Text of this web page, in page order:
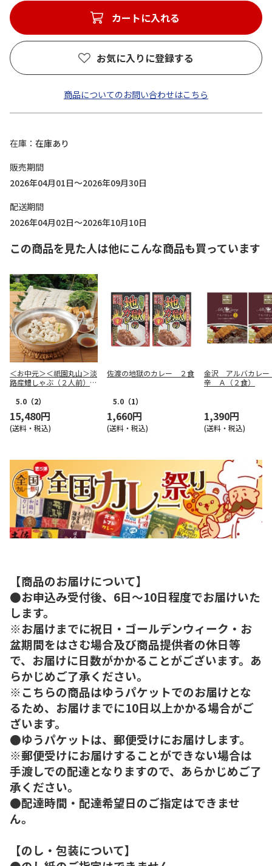
カートに入れる
お気に入りに登録する
商品についてのお問い合わせはこちら
在庫
在庫あり
販売期間
2026年04月01日～2026年09月30日
配送期間
2026年04月02日～2026年10月10日
この商品を見た人は他にこんな商品も買っています
＜お中元＞＜祇園丸山＞淡
路産鱧しゃぶ（２人前）と
5.0 （2）
15,480円
(送料・税込)
佐渡の地獄のカレー ２食
5.0 （1）
1,660円
(送料・税込)
金沢 アルバカレ
辛 Ａ（２食）
1,390円
(送料・税込)
【商品のお届けについて】
●お申込み受付後、6日～10日程度でお届けいた
します。
※お届けまでに祝日・ゴールデンウィーク・お
盆期間をはさむ場合及び商品提供者の休日等
で、お届けに日数がかかることがございます。あ
らかじめご了承ください。
※こちらの商品はゆうパケットでのお届けとな
るため、お届けまでに10日以上かかる場合がご
ざいます。
●ゆうパケットは、郵便受けにお届けします。
※郵便受けにお届けすることができない場合は
手渡しでの配達となりますので、あらかじめご了
承ください。
●配達時間・配達希望日のご指定はできませ
ん。
【のし・包装について】